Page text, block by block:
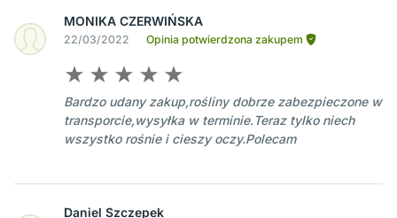
MONIKA CZERWIŃSKA
22/03/2022 Opinia potwierdzona zakupem
Bardzo udany zakup,rośliny dobrze zabezpieczone w
transporcie,wysyłka w terminie.Teraz tylko niech
wszystko rośnie i cieszy oczy.Polecam
Daniel Szczepek